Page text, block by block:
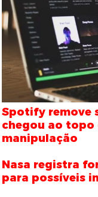
Spotify remove
chegou ao topo
manipulação
Nasa registra
para possíveis